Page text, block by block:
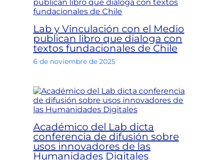
Lab y Vinculación con el Medio
publican libro que dialoga con
textos fundacionales de Chile
6 de noviembre de 2025
Académico del Lab dicta
conferencia de difusión sobre
usos innovadores de las
Humanidades Digitales